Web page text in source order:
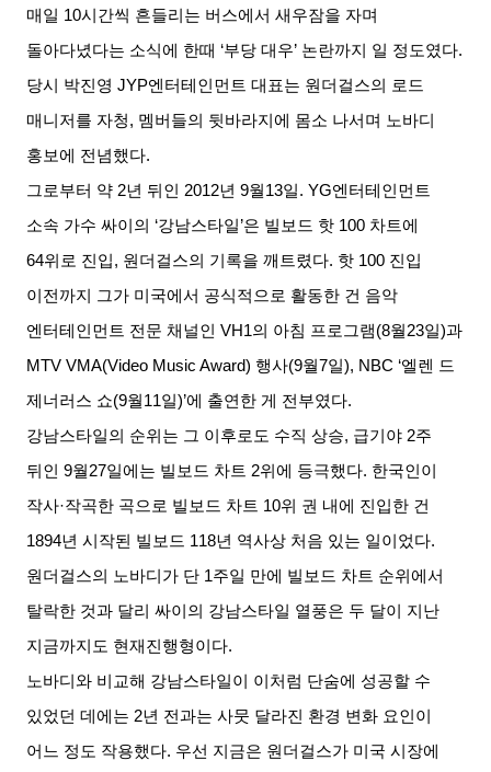
매일 10시간씩 흔들리는 버스에서 새우잠을 자며
돌아다녔다는 소식에 한때 ‘부당 대우’ 논란까지 일 정도였다.
당시 박진영 JYP엔터테인먼트 대표는 원더걸스의 로드
매니저를 자청, 멤버들의 뒷바라지에 몸소 나서며 노바디
홍보에 전념했다.
그로부터 약 2년 뒤인 2012년 9월13일. YG엔터테인먼트
소속 가수 싸이의 ‘강남스타일’은 빌보드 핫 100 차트에
64위로 진입, 원더걸스의 기록을 깨트렸다. 핫 100 진입
이전까지 그가 미국에서 공식적으로 활동한 건 음악
엔터테인먼트 전문 채널인
VH1의 아침 프로그램(8월23일)과
MTV VMA(Video Music Award) 행사(9월7일), NBC ‘엘렌 드
제너러스 쇼(9월11일)’에 출연한 게 전부였다.
강남스타일의 순위는 그 이후로도 수직 상승, 급기야 2주
뒤인
9월27일에는 빌보드 차트 2위에 등극했다. 한국인이
작사·작곡한 곡으로 빌보드 차트 10위 권 내에 진입한 건
1894년 시작된 빌보드 118년 역사상 처음 있는 일이었다.
원더걸스의 노바디가 단 1주일 만에 빌보드 차트 순위에서
탈락한 것과 달리 싸이의 강남스타일 열풍은 두 달이 지난
지금까지도 현재진행형이다.
노바디와 비교해 강남스타일이 이처럼 단숨에 성공할 수
있었던 데에는 2년 전과는 사뭇 달라진 환경 변화 요인이
어느 정도 작용했다. 우선 지금은 원더걸스가 미국 시장에